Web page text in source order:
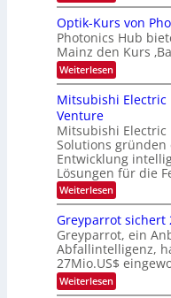
a
r
b
e
i
n
g
s
-
T
e
n
d
s
e
W
a
c
h
s
u
i
m
e
r
s
t
e
n
H
a
l
b
j
a
r
a
e
u
s
-
S
e
n
a
r
K
-
E
i
n
s
t
n
m
m
t
i
n
d
e
r
D
A
C
H
Optik-Kurs von
Photonics Hub
Mainz den Kurs
Weiterlesen:
O
p
t
k
-
K
u
r
s
v
o
n
P
h
o
t
o
Mitsubishi Electric
Venture
Mitsubishi Electric
Solutions gründen
Entwicklung
Lösungen für die
Weiterlesen:
M
t
s
u
b
i
s
Greyparrot sichert
Greyparrot, ein
Abfallintelligenz,
27Mio.US$
Weiterlesen:
G